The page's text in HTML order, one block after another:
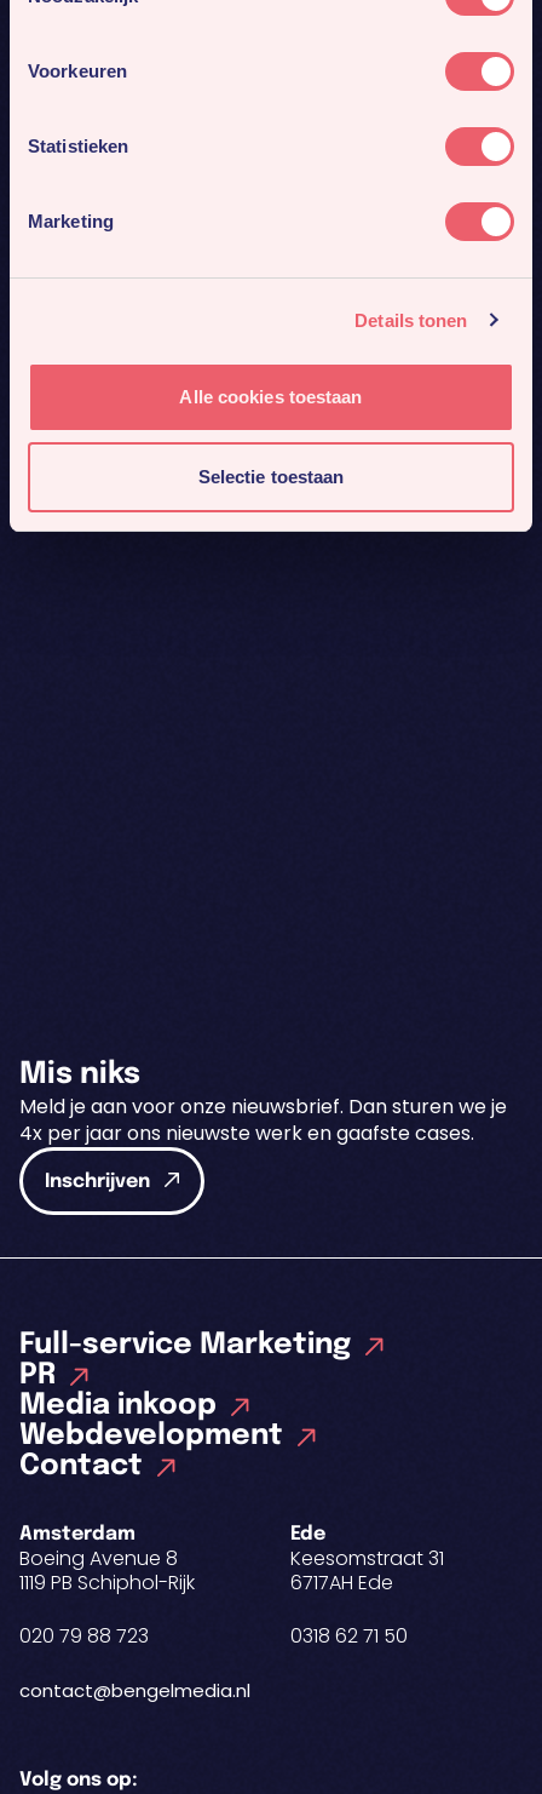
Voorkeuren
Statistieken
Marketing
Details tonen
Alle cookies toestaan
Selectie toestaan
Mis niks
Meld je aan voor onze nieuwsbrief. Dan sturen we je
4x per jaar ons nieuwste werk en gaafste cases.
Inschrijven
Full-service Marketing
PR
Media inkoop
Webdevelopment
Contact
Amsterdam
Boeing Avenue 8
1119 PB Schiphol-Rijk
020 79 88 723
Ede
Keesomstraat 31
6717AH Ede
0318 62 71 50
contact@bengelmedia.nl
Volg ons op: